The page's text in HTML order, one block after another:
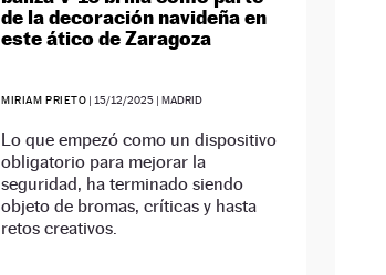
de la decoración navideña en
este ático de Zaragoza
MIRIAM PRIETO | 15/12/2025 | MADRID
Lo que empezó como un dispositivo
obligatorio para mejorar la
seguridad, ha terminado siendo
objeto de bromas, críticas y hasta
retos creativos.